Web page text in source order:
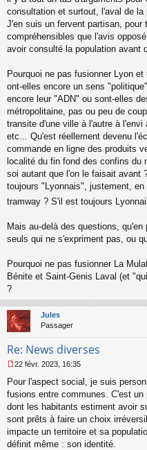
g
e
n
u
consultation et surtout, l'aval de la
J'en suis un fervent partisan,
compréhensibles que l'avis
avoir consulté la population avant
Pourquoi ne pas fusionner Lyon
ont-elles encore un sens
encore leur "ADN" ou sont-elles
métropolitaine, pas ou peu de
transite d'une ville à l'autre à
etc... Qu'est réellement devenu
commande en ligne des produits
localité du fin fond des confins du
soi autant que l'on le faisait avant
toujours "Lyonnais", justement,
tramway ? S'il est toujours
Mais au-delà des questions,
seuls qui ne s'expriment pas, ou
Pourquoi ne pas fusionner La
Bénite et Saint-Genis Laval (et
?
Jules
Passager
Re: News diverses
e
s
s
g
e
n
22 févr. 2023, 16:35
Pour l'aspect social, je suis
fusions entre communes. C'est
dont les habitants estiment avoir
sont prêts à faire un choix
impacte un territoire et sa
définit même : son identité.